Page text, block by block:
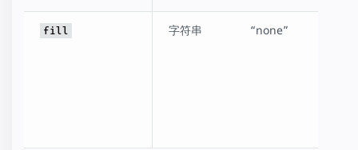
fill 字符串 “none”